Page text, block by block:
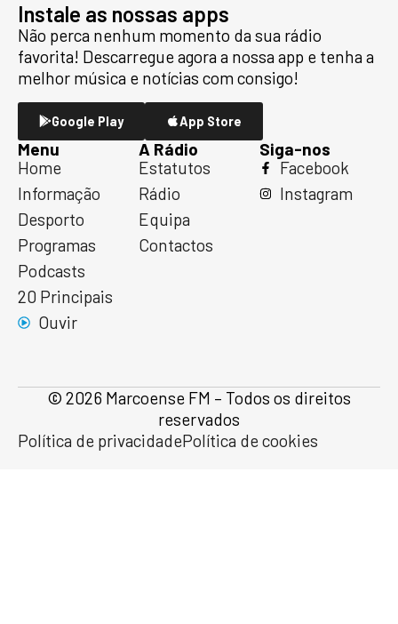
Instale as nossas apps
Não perca nenhum momento da sua rádio
favorita! Descarregue agora a nossa app e tenha a
melhor música e notícias com consigo!
Google Play App Store
Menu
Home
Informação
Desporto
Programas
Podcasts
20 Principais
Ouvir
A Rádio
Estatutos
Rádio
Equipa
Contactos
Siga-nos
Facebook
Instagram
© 2026 Marcoense FM – Todos os direitos
reservados
Política de privacidadePolítica de cookies